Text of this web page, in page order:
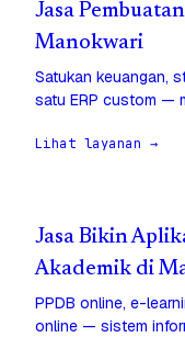
Jasa
Manokwari
Satukan keuangan,
satu ERP custom —
Lihat layanan →
Jasa Bikin
Akademik di
PPDB online, e-
online — sistem